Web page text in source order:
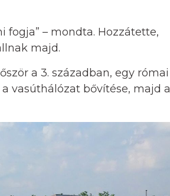
fogja” – mondta. Hozzátette,
majd.
a 3. században, egy római
vasúthálózat bővítése, majd a